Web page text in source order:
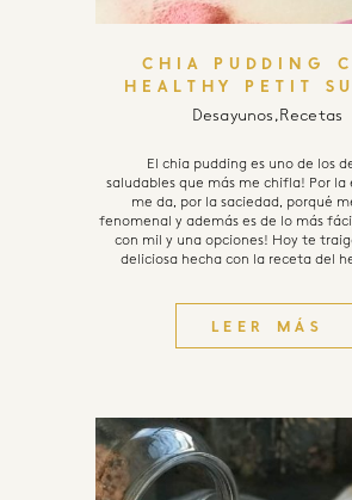
CHIA PUDDING
HEALTHY PETIT
Desayunos,Recetas
El chia pudding es uno de los
saludables que más me chifla! Por la
me da, por la saciedad, porqué
fenomenal y además es de lo más
con mil y una opciones! Hoy te
deliciosa hecha con la receta del
LEER MÁS